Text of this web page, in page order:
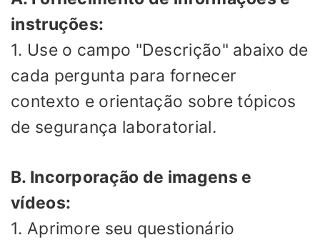
instruções:
1. Use o campo "Descrição" abaixo de
cada pergunta para fornecer
contexto e orientação sobre tópicos
de segurança laboratorial.
B. Incorporação de imagens e
vídeos:
1. Aprimore seu questionário